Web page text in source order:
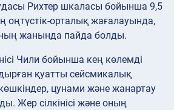
Рихтер шкаласы бойынша 9,5
оңтүстік-орталық жағалауында,
жанында пайда болды.
Чили бойынша кең көлемді
қуатты сейсмикалық
цунами және жанартау
Жер сілкінісі және оның